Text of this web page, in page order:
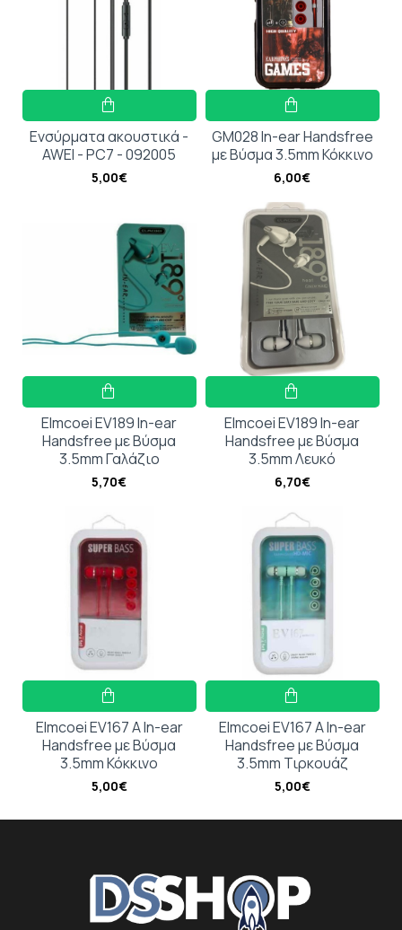
Ενσύρματα ακουστικά -
AWEI - PC7 - 092005
5,00€
GM028 In-ear Handsfree
με Βύσμα 3.5mm Κόκκινο
6,00€
Elmcoei EV189 In-ear
Handsfree με Βύσμα
3.5mm Γαλάζιο
5,70€
Elmcoei EV189 In-ear
Handsfree με Βύσμα
3.5mm Λευκό
6,70€
Elmcoei EV167 A In-ear
Handsfree με Βύσμα
3.5mm Κόκκινο
5,00€
Elmcoei EV167 A In-ear
Handsfree με Βύσμα
3.5mm Τιρκουάζ
5,00€